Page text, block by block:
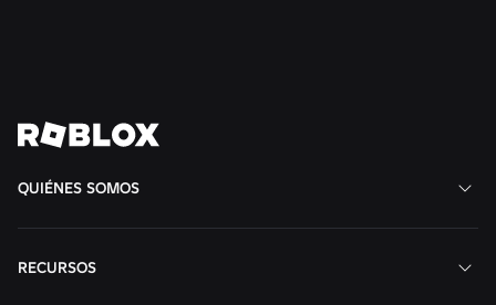
QUIÉNES SOMOS
RECURSOS